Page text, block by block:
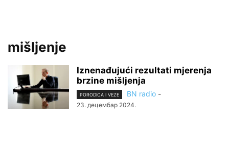
mišljenje
Iznenađujući rezultati mjerenja
brzine mišljenja
PORODICA I VEZE BN radio -
23. децембар 2024.